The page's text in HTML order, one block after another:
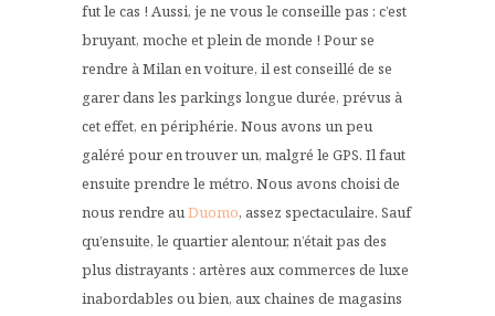
fut le cas ! Aussi, je ne vous le conseille pas : c’est
bruyant, moche et plein de monde ! Pour se
rendre à Milan en voiture, il est conseillé de se
garer dans les parkings longue durée, prévus à
cet effet, en périphérie. Nous avons un peu
galéré pour en trouver un, malgré le GPS. Il faut
ensuite prendre le métro. Nous avons choisi de
nous rendre auDuomo, assez spectaculaire. Sauf
qu’ensuite, le quartier alentour, n’était pas des
plus distrayants : artères aux commerces de luxe
inabordables ou bien, aux chaines de magasins